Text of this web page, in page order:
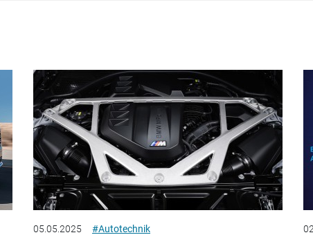
05.05.2025 #Autotechnik